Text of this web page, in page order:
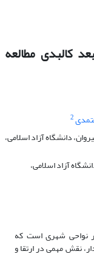
کالبدی مطالعه
2
دانشگاه آزاد اسلامی،
آزاد اسلامی،
نواحی شهری است که
نقش مهمی در ارتقا و